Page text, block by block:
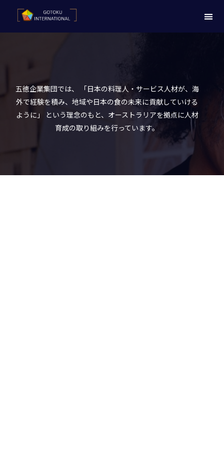
五徳企業集団では、 「日本の料理人・サービス人材が、海
外で経験を積み、地域や日本の食の未来に貢献していける
ように」 という理念のもと、オーストラリアを拠点に人材
育成の取り組みを行っています。